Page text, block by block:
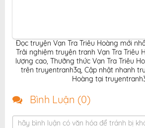
Đọc truyện Vạn Tra Triêu Hoàng mới
Trải nghiệm truyện tranh Vạn Tra Triêu
lượng cao, Thưởng thức Vạn Tra Triêu
trên truyentranh3q, Cập nhật nhanh
Hoàng tại
Bình Luận (0)
hãy bình luận có văn hóa để tránh bị